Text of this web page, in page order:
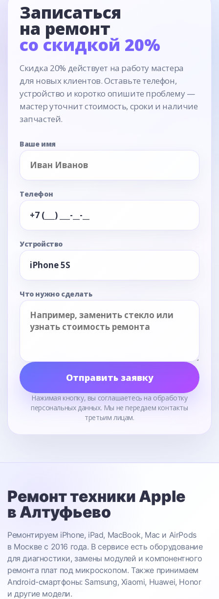
Записаться
на ремонт
со скидкой 20%
Скидка 20% действует на работу мастера
для новых клиентов. Оставьте телефон,
устройство и коротко опишите проблему —
мастер уточнит стоимость, сроки и наличие
запчастей.
Ваше имя
Телефон
Устройство
Что нужно сделать
Отправить заявку
Нажимая кнопку, вы соглашаетесь на обработку
персональных данных. Мы не передаем контакты
третьим лицам.
Ремонт техники Apple
в Алтуфьево
Ремонтируем iPhone, iPad, MacBook, Mac и AirPods
в Москве с 2016 года. В сервисе есть оборудование
для диагностики, замены модулей и компонентного
ремонта плат под микроскопом. Также принимаем
Android-смартфоны: Samsung, Xiaomi, Huawei, Honor
и другие модели.